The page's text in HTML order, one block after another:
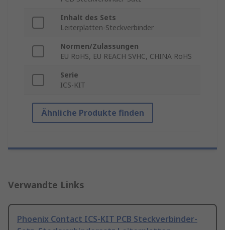
Inhalt des Sets
Leiterplatten-Steckverbinder
Normen/Zulassungen
EU RoHS, EU REACH SVHC, CHINA RoHS
Serie
ICS-KIT
Ähnliche Produkte finden
Verwandte Links
Phoenix Contact ICS-KIT PCB Steckverbinder-